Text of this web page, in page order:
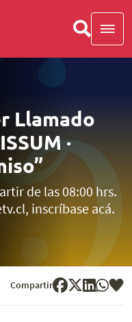
Llamado
·
de las 08:00 hrs.
inscríbase acá.
Compartir